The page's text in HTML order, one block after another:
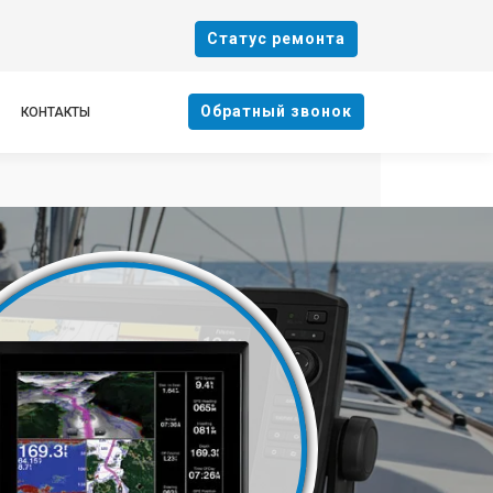
Cтатус ремонта
КОНТАКТЫ Oбратный звонок